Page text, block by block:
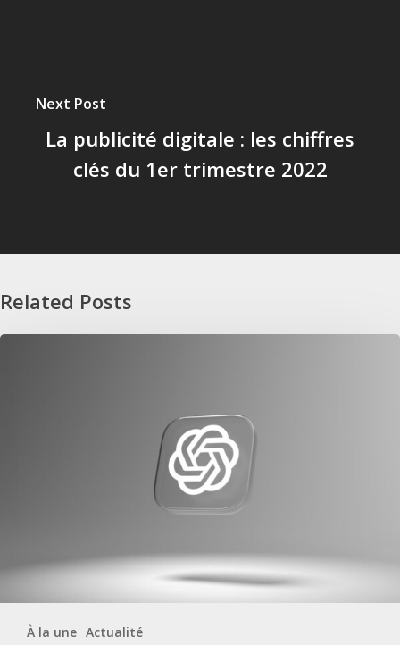
Next Post
La publicité digitale : les chiffres
clés du 1er trimestre 2022
Related Posts
À la une Actualité